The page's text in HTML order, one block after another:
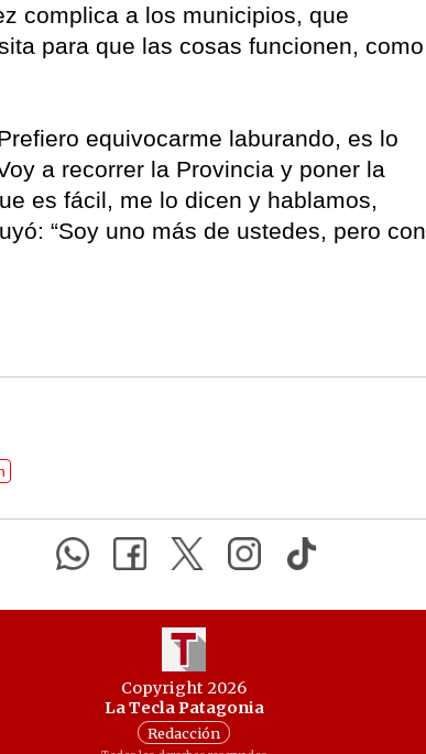
complica a los municipios, que
para que las cosas funcionen, como
equivocarme laburando, es lo
a recorrer la Provincia y poner la
es fácil, me lo dicen y hablamos,
“Soy uno más de ustedes, pero con
Copyright 2026
La Tecla Patagonia
Redacción